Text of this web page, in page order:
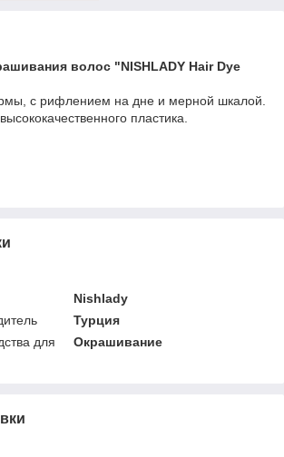
волос "NISHLADY Hair Dye
с рифлением на дне и мерной шкалой.
пластика.
Nishlady
Турция
для
Окрашивание